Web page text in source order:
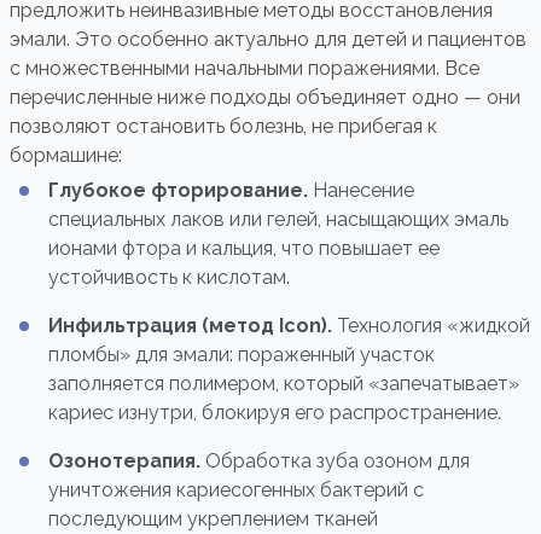
предложить неинвазивные методы восстановления
эмали. Это особенно актуально для детей и пациентов
с множественными начальными поражениями. Все
перечисленные ниже подходы объединяет одно — они
позволяют остановить болезнь, не прибегая к
бормашине:
Глубокое фторирование. Нанесение
специальных лаков или гелей, насыщающих эмаль
ионами фтора и кальция, что повышает ее
устойчивость к кислотам.
Инфильтрация (метод Icon). Технология «жидкой
пломбы» для эмали: пораженный участок
заполняется полимером, который «запечатывает»
кариес изнутри, блокируя его распространение.
Озонотерапия. Обработка зуба озоном для
уничтожения кариесогенных бактерий с
последующим укреплением тканей